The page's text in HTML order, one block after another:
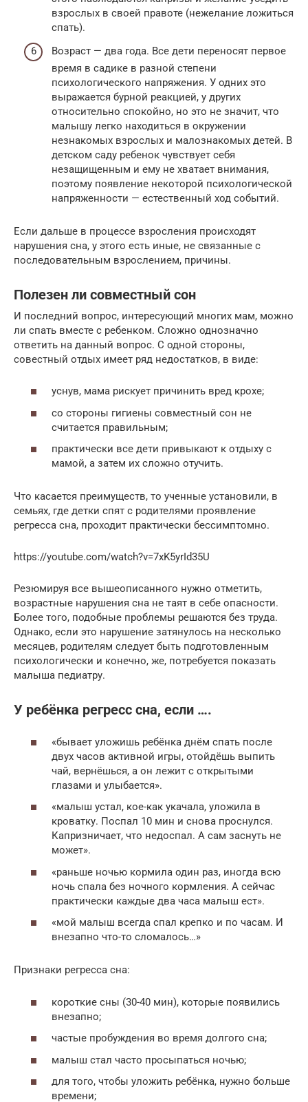
взрослых в своей правоте (нежелание ложиться
спать).
Возраст — два года. Все дети переносят первое
время в садике в разной степени
психологического напряжения. У одних это
выражается бурной реакцией, у других
относительно спокойно, но это не значит, что
малышу легко находиться в окружении
незнакомых взрослых и малознакомых детей. В
детском саду ребенок чувствует себя
незащищенным и ему не хватает внимания,
поэтому появление некоторой психологической
напряженности — естественный ход событий.
Если дальше в процессе взросления происходят
нарушения сна, у этого есть иные, не связанные с
последовательным взрослением, причины.
Полезен ли совместный сон
И последний вопрос, интересующий многих мам, можно
ли спать вместе с ребенком. Сложно однозначно
ответить на данный вопрос. С одной стороны,
совестный отдых имеет ряд недостатков, в виде:
уснув, мама рискует причинить вред крохе;
со стороны гигиены совместный сон не
считается правильным;
практически все дети привыкают к отдыху с
мамой, а затем их сложно отучить.
Что касается преимуществ, то ученные установили, в
семьях, где детки спят с родителями проявление
регресса сна, проходит практически бессимптомно.
https://youtube.com/watch?v=7xK5yrId35U
Резюмируя все вышеописанного нужно отметить,
возрастные нарушения сна не таят в себе опасности.
Более того, подобные проблемы решаются без труда.
Однако, если это нарушение затянулось на несколько
месяцев, родителям следует быть подготовленным
психологически и конечно, же, потребуется показать
малыша педиатру.
У ребёнка регресс сна, если ….
«бывает уложишь ребёнка днём спать после
двух часов активной игры, отойдёшь выпить
чай, вернёшься, а он лежит с открытыми
глазами и улыбается».
«малыш устал, кое-как укачала, уложила в
кроватку. Поспал 10 мин и снова проснулся.
Капризничает, что недоспал. А сам заснуть не
может».
«раньше ночью кормила один раз, иногда всю
ночь спала без ночного кормления. А сейчас
практически каждые два часа малыш ест».
«мой малыш всегда спал крепко и по часам. И
внезапно что-то сломалось…»
Признаки регресса сна:
короткие сны (30-40 мин), которые появились
внезапно;
частые пробуждения во время долгого сна;
малыш стал часто просыпаться ночью;
для того, чтобы уложить ребёнка, нужно больше
времени;